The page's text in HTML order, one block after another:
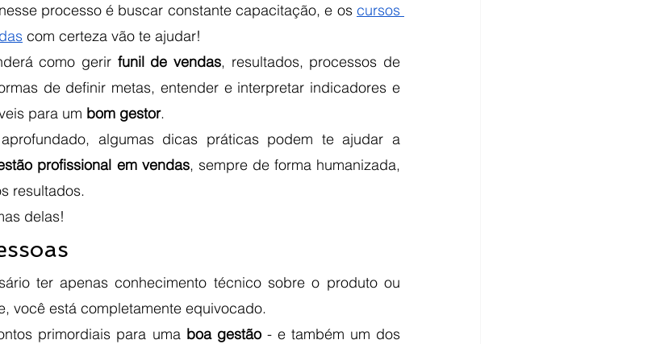
processo é buscar constante capacitação, e os cursos
com certeza vão te ajudar!
como gerir funil de vendas, resultados, processos de
de definir metas, entender e interpretar indicadores e
para um bom gestor.
algumas dicas práticas podem te ajudar a
profissional em vendas, sempre de forma humanizada,
resultados.
delas!
ter apenas conhecimento técnico sobre o produto ou
você está completamente equivocado.
primordiais para uma boa gestão - e também um dos